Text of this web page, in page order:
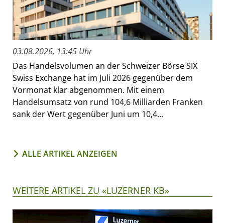
03.08.2026, 13:45 Uhr
Das Handelsvolumen an der Schweizer Börse SIX
Swiss Exchange hat im Juli 2026 gegenüber dem
Vormonat klar abgenommen. Mit einem
Handelsumsatz von rund 104,6 Milliarden Franken
sank der Wert gegenüber Juni um 10,4...
ALLE ARTIKEL ANZEIGEN
WEITERE ARTIKEL ZU «LUZERNER KB»